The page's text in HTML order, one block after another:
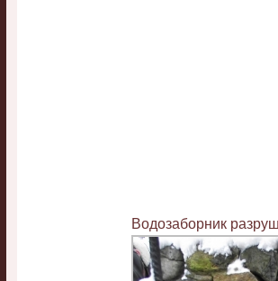
Водозаборник